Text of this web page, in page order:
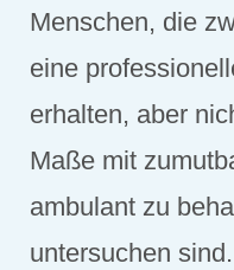
Menschen, die
eine
erhalten, aber
Maße mit
ambulant zu
untersuchen sind.